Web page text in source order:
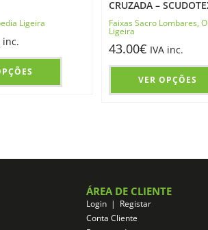
Ligeira
inc.
CRUZADA –
Faixas Sacro Lombares,
Ligeira
43.00€ IVA inc.
VER OPÇÕES
ÁREA DE CLIENTE
Login | Registar
Conta Cliente